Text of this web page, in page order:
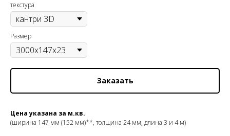
текстура
Размер
Заказать
Цена указана за м.кв.
(ширина 147 мм (152 мм)**, толщина 24 мм, длина 3 и 4 м)